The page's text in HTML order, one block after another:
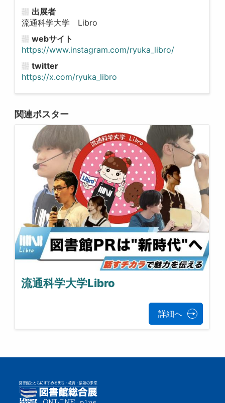
出展者
流通科学大学 Libro
webサイト
https://www.instagram.com/ryuka_libro/
twitter
https://x.com/ryuka_libro
関連ポスター
流通科学大学Libro
詳細へ